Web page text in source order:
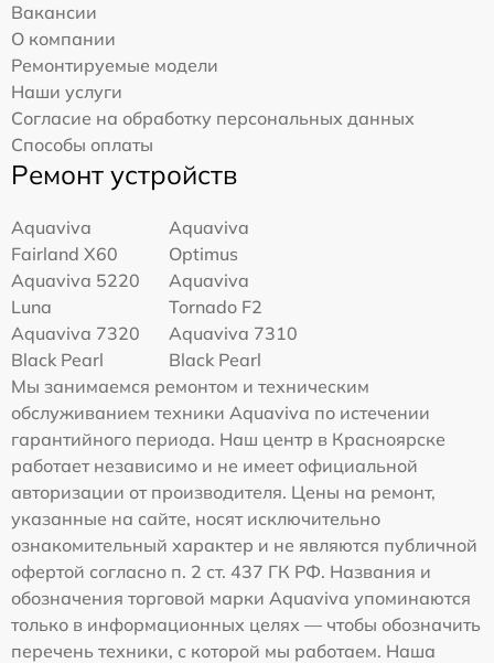
Вакансии
О компании
Ремонтируемые модели
Наши услуги
Согласие на обработку персональных данных
Способы оплаты
Ремонт устройств
Aquaviva
Fairland X60
Aquaviva
Optimus
Aquaviva 5220
Luna
Aquaviva
Tornado F2
Aquaviva 7320
Black Pearl
Aquaviva 7310
Black Pearl
Мы занимаемся ремонтом и техническим
обслуживанием техники Aquaviva по истечении
гарантийного периода. Наш центр в Красноярске
работает независимо и не имеет официальной
авторизации от производителя. Цены на ремонт,
указанные на сайте, носят исключительно
ознакомительный характер и не являются публичной
офертой согласно п. 2 ст. 437 ГК РФ. Названия и
обозначения торговой марки Aquaviva упоминаются
только в информационных целях — чтобы обозначить
перечень техники, с которой мы работаем. Наша